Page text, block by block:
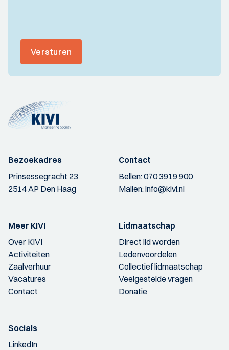
Versturen
Bezoekadres
Prinsessegracht 23
2514 AP Den Haag
Contact
Bellen:070 3919 900
Mailen:info@kivi.nl
Meer KIVI
Over KIVI
Activiteiten
Zaalverhuur
Vacatures
Contact
Lidmaatschap
Direct lid worden
Ledenvoordelen
Collectief lidmaatschap
Veelgestelde vragen
Donatie
Socials
LinkedIn